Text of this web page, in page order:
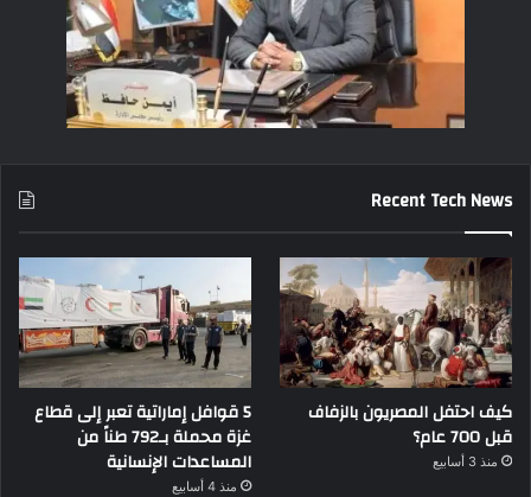
Recent Tech News
كيف احتفل المصريون بالزفاف
قبل 700 عام؟
منذ 3 أسابيع
5 قوافل إماراتية تعبر إلى قطاع
غزة محملة بـ792 طناً من
المساعدات الإنسانية
منذ 4 أسابيع